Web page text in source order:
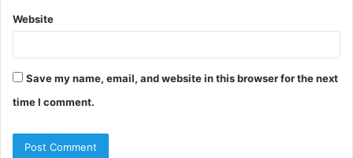
Website
Save my name, email, and website in this browser for the next
time I comment.